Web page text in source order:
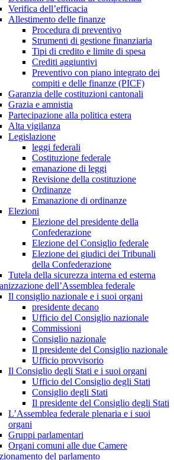
Verifica dell’efficacia
Allestimento delle finanze
Procedura di preventivo
Strumenti di gestione finanziaria
Tipi di credito e limite di spesa
Crediti aggiuntivi
Preventivo con piano integrato dei
compiti e delle finanze (PICF)
Garanzia delle costituzioni cantonali
Grazia e amnistia
Partecipazione alla politica estera
Alta vigilanza
Legislazione
leggi federali
Costituzione federale
emanazione di leggi
Revisione della costituzione
Ordinanze
Emanazione di ordinanze
Elezioni
Elezione del presidente della
Confederazione
Elezione del Consiglio federale
Elezione dei giudici dei Tribunali
della Confederazione
Tutela della sicurezza interna ed esterna
dell’Assemblea federale
Il consiglio nazionale e i suoi organi
presidente decano
Ufficio del Consiglio nazionale
Commissioni
Consiglio nazionale
Il presidente del Consiglio nazionale
Ufficio provvisorio
Il Consiglio degli Stati e i suoi organi
Ufficio del Consiglio degli Stati
Consiglio degli Stati
Il presidente del Consiglio degli Stati
L’Assemblea federale plenaria e i suoi
organi
Gruppi parlamentari
Organi comuni alle due Camere
del parlamento